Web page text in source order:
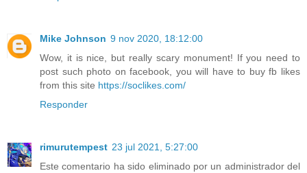
Mike Johnson 9 nov 2020, 18:12:00
Wow, it is nice, but really scary monument! If you need to
post such photo on facebook, you will have to buy fb likes
from this site https://soclikes.com/
Responder
rimurutempest 23 jul 2021, 5:27:00
Este comentario ha sido eliminado por un administrador del